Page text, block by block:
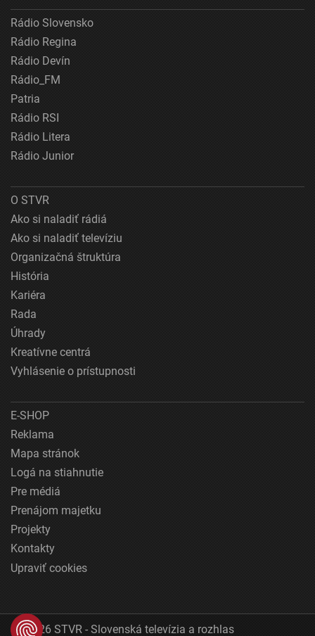
Rádio Slovensko
Rádio Regina
Rádio Devín
Rádio_FM
Patria
Rádio RSI
Rádio Litera
Rádio Junior
O STVR
Ako si naladiť rádiá
Ako si naladiť televíziu
Organizačná štruktúra
História
Kariéra
Rada
Úhrady
Kreatívne centrá
Vyhlásenie o prístupnosti
E-SHOP
Reklama
Mapa stránok
Logá na stiahnutie
Pre médiá
Prenájom majetku
Projekty
Kontakty
Upraviť cookies
© 2026 STVR - Slovenská televízia a rozhlas